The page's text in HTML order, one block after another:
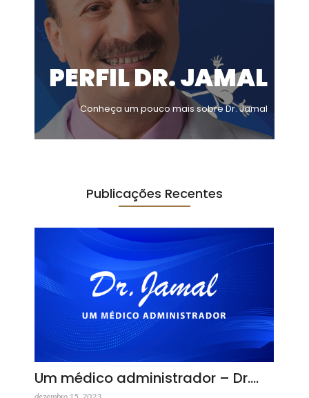
PERFIL DR. JAMAL
Conheça um pouco mais sobre Dr. Jamal
Publicações Recentes
Um médico administrador – Dr.…